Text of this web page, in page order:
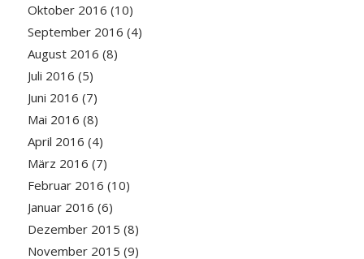
Oktober 2016 (10)
September 2016 (4)
August 2016 (8)
Juli 2016 (5)
Juni 2016 (7)
Mai 2016 (8)
April 2016 (4)
März 2016 (7)
Februar 2016 (10)
Januar 2016 (6)
Dezember 2015 (8)
November 2015 (9)